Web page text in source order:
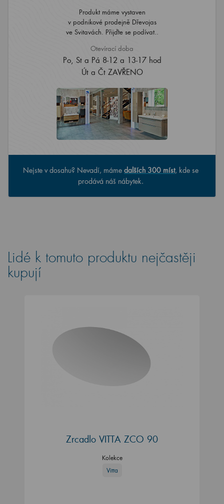
Produkt máme vystaven
v podnikové prodejně Dřevojas
ve Svitavách. Přijďte se podívat..
Otevírací doba
Po, St a Pá 8-12 a 13-17 hod
Út a Čt ZAVŘENO
Nejste v dosahu? Nevadí, máme dalších 300 míst, kde se
prodává náš nábytek.
Lidé k tomuto produktu nejčastěji
kupují
Zrcadlo VITTA ZCO 90
Kolekce
Vitta